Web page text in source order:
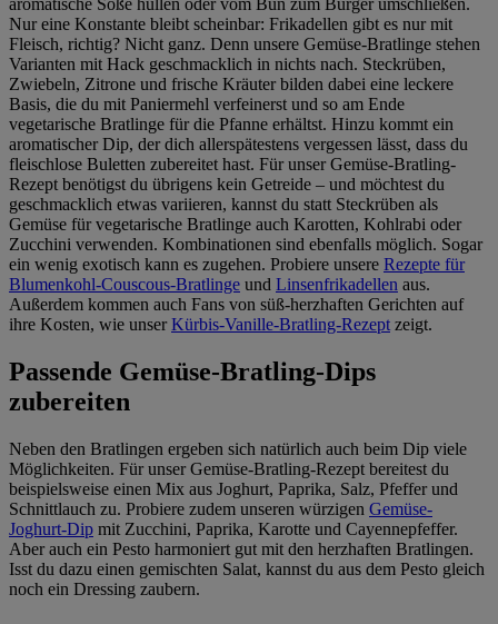
Nur eine Konstante bleibt scheinbar: Frikadellen gibt es nur mit
Fleisch, richtig? Nicht ganz. Denn unsere Gemüse-Bratlinge stehen
Varianten mit Hack geschmacklich in nichts nach. Steckrüben,
Zwiebeln, Zitrone und frische Kräuter bilden dabei eine leckere
Basis, die du mit Paniermehl verfeinerst und so am Ende
vegetarische Bratlinge für die Pfanne erhältst. Hinzu kommt ein
aromatischer Dip, der dich allerspätestens vergessen lässt, dass du
fleischlose Buletten zubereitet hast. Für unser Gemüse-Bratling-
Rezept benötigst du übrigens kein Getreide – und möchtest du
geschmacklich etwas variieren, kannst du statt Steckrüben als
Gemüse für vegetarische Bratlinge auch Karotten, Kohlrabi oder
Zucchini verwenden. Kombinationen sind ebenfalls möglich. Sogar
ein wenig exotisch kann es zugehen. Probiere unsere Rezepte für
Blumenkohl-Couscous-Bratlinge und Linsenfrikadellen aus.
Außerdem kommen auch Fans von süß-herzhaften Gerichten auf
ihre Kosten, wie unserKürbis-Vanille-Bratling-Rezept zeigt.
Passende Gemüse-Bratling-Dips
zubereiten
Neben den Bratlingen ergeben sich natürlich auch beim Dip viele
Möglichkeiten. Für unser Gemüse-Bratling-Rezept bereitest du
beispielsweise einen Mix aus Joghurt, Paprika, Salz, Pfeffer und
Schnittlauch zu. Probiere zudem unseren würzigen Gemüse-
Joghurt-Dip mit Zucchini, Paprika, Karotte und Cayennepfeffer.
Aber auch ein Pesto harmoniert gut mit den herzhaften Bratlingen.
Isst du dazu einen gemischten Salat, kannst du aus dem Pesto gleich
noch ein Dressing zaubern.
imImpressum